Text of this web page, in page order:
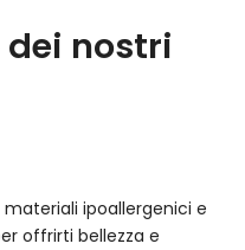
nostri
ipoallergenici e
offrirti bellezza e